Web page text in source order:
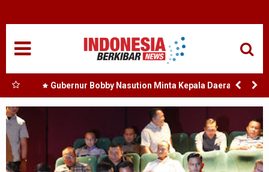
Gubernur Bobby Nasution Minta Kepala Daerah se-
Kepulauan Nias Percepat Usulan BKP 2027
NASIONAL
SUMUT
MEDAN
TANJUNGBALAI
ACEH